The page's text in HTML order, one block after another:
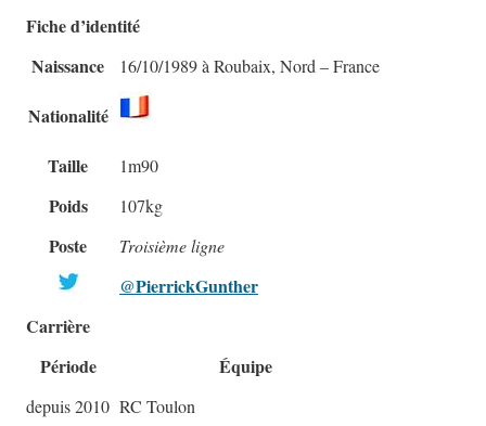
Fiche d’identité
Naissance
16/10/1989 à Roubaix, Nord – France
Nationalité
Taille
1m90
Poids 107kg
Poste Troisième ligne
@PierrickGunther
Carrière
Période
Équipe
depuis 2010 RC Toulon